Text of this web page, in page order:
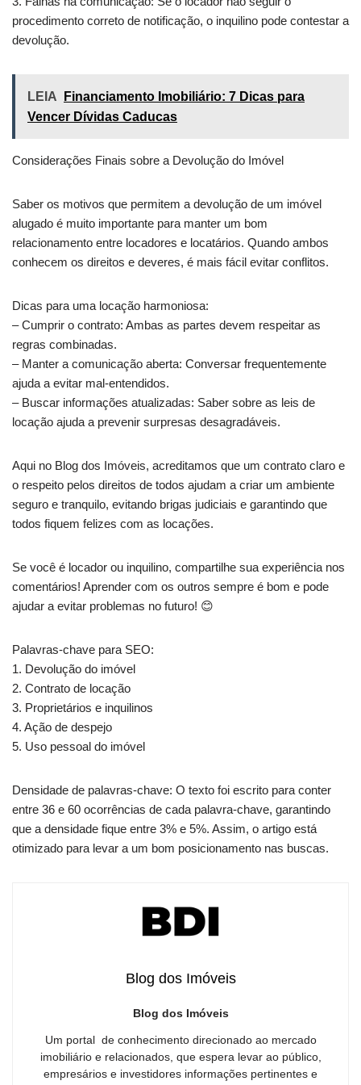
procedimento correto de notificação, o inquilino pode contestar a
devolução.
LEIA
Financiamento Imobiliário: 7 Dicas para
Vencer Dívidas Caducas
Considerações Finais sobre a Devolução do Imóvel
Saber os motivos que permitem a devolução de um imóvel
alugado é muito importante para manter um bom
relacionamento entre locadores e locatários. Quando ambos
conhecem os direitos e deveres, é mais fácil evitar conflitos.
Dicas para uma locação harmoniosa:
– Cumprir o contrato: Ambas as partes devem respeitar as
regras combinadas.
– Manter a comunicação aberta: Conversar frequentemente
ajuda a evitar mal-entendidos.
– Buscar informações atualizadas: Saber sobre as leis de
locação ajuda a prevenir surpresas desagradáveis.
Aqui no Blog dos Imóveis, acreditamos que um contrato claro e
o respeito pelos direitos de todos ajudam a criar um ambiente
seguro e tranquilo, evitando brigas judiciais e garantindo que
todos fiquem felizes com as locações.
Se você é locador ou inquilino, compartilhe sua experiência nos
comentários! Aprender com os outros sempre é bom e pode
ajudar a evitar problemas no futuro! 😊
Palavras-chave para SEO:
1. Devolução do imóvel
2. Contrato de locação
3. Proprietários e inquilinos
4. Ação de despejo
5. Uso pessoal do imóvel
Densidade de palavras-chave: O texto foi escrito para conter
entre 36 e 60 ocorrências de cada palavra-chave, garantindo
que a densidade fique entre 3% e 5%. Assim, o artigo está
otimizado para levar a um bom posicionamento nas buscas.
Blog dos Imóveis
Blog dos Imóveis
Um portal de conhecimento direcionado ao mercado
imobiliário e relacionados, que espera levar ao público,
empresários e investidores informações pertinentes e